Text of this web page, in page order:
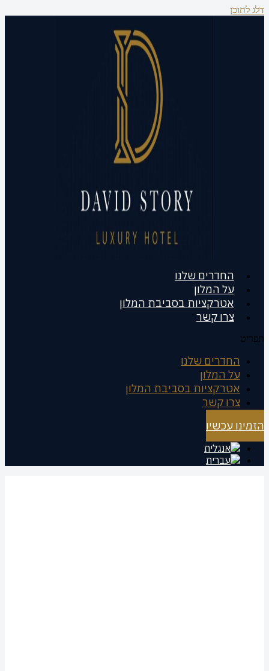
דלג לתוכן
החדרים שלנו
על המלון
אטרקציות בסביבת המלון
צרו קשר
תפריט
החדרים שלנו
על המלון
אטרקציות בסביבת המלון
צרו קשר
הזמינו עכשיו